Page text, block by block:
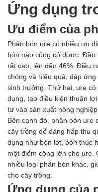
HÓA CHẤT THỦY SẢN
Hóa chất xử lý nước
Men đường ruột
Men vi sinh EM gốc
Bổ sung khoáng chất
Bổ gan và giải độc gan
Phòng và trị bệnh
Bổ sung dinh dưỡng tăng trọng
Hấp thụ khí độc Yucca
HÓA CHẤT XỬ LÝ NƯỚC
Xử lý nước hồ bơi
Xử lý nước sinh hoạt
Xử lý nước thải
Xử lý nước giếng khoan
Xử lý nước khác
DUNG MÔI CÔNG NGHIỆP
Pha sơn nước
Ứng dụng
Ưu điểm của
Phân bón ure có nhiều ưu
bón nào cũng có được.
rất cao, lên đến 46%. Điều
chóng và hiệu quả, đáp
sinh trưởng. Thứ hai, ure
dụng, tạo điều kiện thuận
tư vào sản xuất nông nghiệp.
Bên cạnh đó, phân bón ure
cây trồng dễ dàng hấp thu
dụng như bón lót, bón thúc
một điểm cộng lớn cho ure.
nhiều loại phân bón khác,
cho cây trồng.
Ứng dụng của